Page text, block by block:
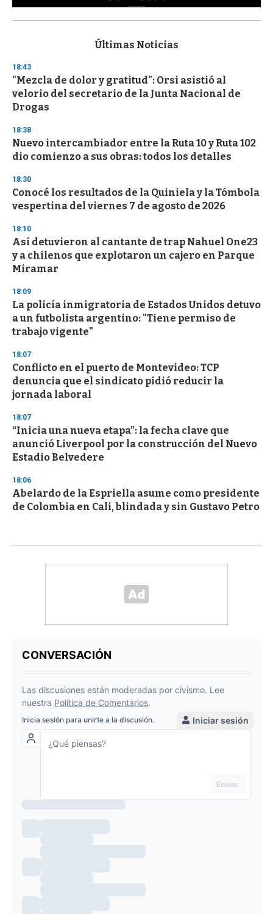
s
d
s
o
f
3
s
e
c
o
d
s
Últimas Noticias
18:43
"Mezcla de dolor y gratitud": Orsi asistió al
velorio del secretario de la Junta Nacional de
Drogas
18:38
Nuevo intercambiador entre la Ruta 10 y Ruta 102
dio comienzo a sus obras: todos los detalles
18:30
Conocé los resultados de la Quiniela y la Tómbola
vespertina del viernes 7 de agosto de 2026
18:10
Así detuvieron al cantante de trap Nahuel One23
y a chilenos que explotaron un cajero en Parque
Miramar
18:09
La policía inmigratoria de Estados Unidos detuvo
a un futbolista argentino: "Tiene permiso de
trabajo vigente"
18:07
Conflicto en el puerto de Montevideo: TCP
denuncia que el sindicato pidió reducir la
jornada laboral
18:07
“Inicia una nueva etapa”: la fecha clave que
anunció Liverpool por la construcción del Nuevo
Estadio Belvedere
18:06
Abelardo de la Espriella asume como presidente
de Colombia en Cali, blindada y sin Gustavo Petro